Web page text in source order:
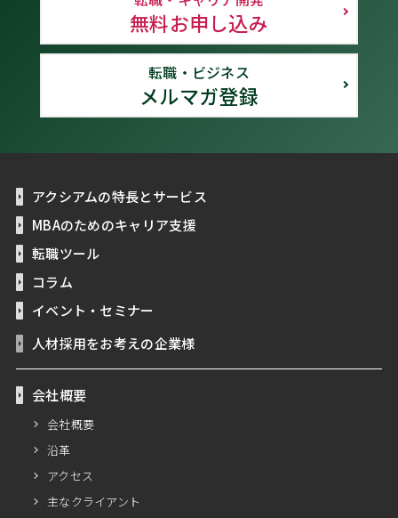
無料お申し込み
転職・ビジネス
メルマガ登録
アクシアムの特長とサービス
MBAのためのキャリア支援
転職ツール
コラム
イベント・セミナー
人材採用をお考えの企業様
会社概要
会社概要
沿革
アクセス
主なクライアント